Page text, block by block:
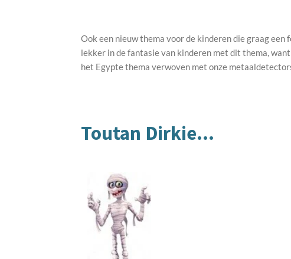
Ook een nieuw thema voor de kinderen die graag
lekker in de fantasie van kinderen met dit thema,
het Egypte thema verwoven met onze
Toutan Dirkie...